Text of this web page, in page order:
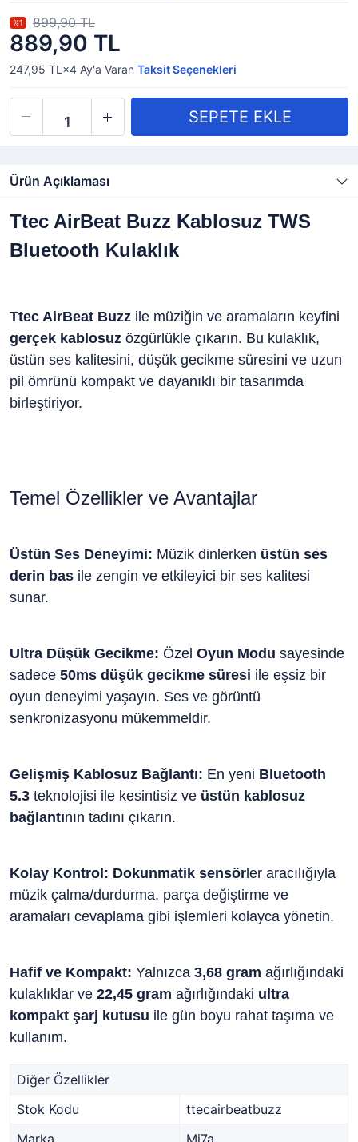
889,90 TL
%1 899,90 TL
247,95 TL×4 Ay'a Varan Taksit Seçenekleri
Ürün Açıklaması
Ttec AirBeat Buzz Kablosuz TWS
Bluetooth Kulaklık
Ttec AirBeat Buzz ile müziğin ve aramaların keyfini
gerçek kablosuz özgürlükle çıkarın. Bu kulaklık,
üstün ses kalitesini, düşük gecikme süresini ve uzun
pil ömrünü kompakt ve dayanıklı bir tasarımda
birleştiriyor.
Temel Özellikler ve Avantajlar
Üstün Ses Deneyimi: Müzik dinlerken üstün ses
derin bas ile zengin ve etkileyici bir ses kalitesi
sunar.
Ultra Düşük Gecikme: Özel Oyun Modu sayesinde
sadece 50ms düşük gecikme süresi ile eşsiz bir
oyun deneyimi yaşayın. Ses ve görüntü
senkronizasyonu mükemmeldir.
Gelişmiş Kablosuz Bağlantı: En yeni Bluetooth
5.3 teknolojisi ile kesintisiz ve üstün kablosuz
bağlantının tadını çıkarın.
Kolay Kontrol: Dokunmatik sensör ler aracılığıyla
müzik çalma/durdurma, parça değiştirme ve
aramaları cevaplama gibi işlemleri kolayca yönetin.
Hafif ve Kompakt: Yalnızca 3,68 gram ağırlığındaki
kulaklıklar ve 22,45 gram ağırlığındaki ultra
kompakt şarj kutusu ile gün boyu rahat taşıma ve
kullanım.
Diğer Özellikler
Stok Kodu
ttecairbeatbuzz
Marka
Mi7a